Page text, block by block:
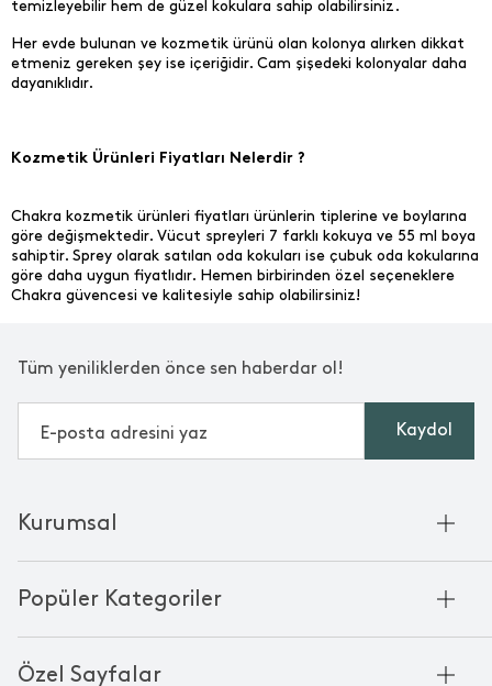
temizleyebilir hem de güzel kokulara sahip olabilirsiniz.
Her evde bulunan ve kozmetik ürünü olan kolonya alırken dikkat
etmeniz gereken şey ise içeriğidir. Cam şişedeki kolonyalar daha
dayanıklıdır.
Kozmetik Ürünleri Fiyatları Nelerdir ?
Chakra kozmetik ürünleri fiyatları ürünlerin tiplerine ve boylarına
göre değişmektedir. Vücut spreyleri 7 farklı kokuya ve 55 ml boya
sahiptir. Sprey olarak satılan oda kokuları ise çubuk oda kokularına
göre daha uygun fiyatlıdır. Hemen birbirinden özel seçeneklere
Chakra güvencesi ve kalitesiyle sahip olabilirsiniz!
Tüm yeniliklerden önce sen haberdar ol!
Kaydol
Popüler Kategoriler
Bornoz
Özel Sayfalar
Kurumsal
Kurumsal Satış
Chakra Manifesto